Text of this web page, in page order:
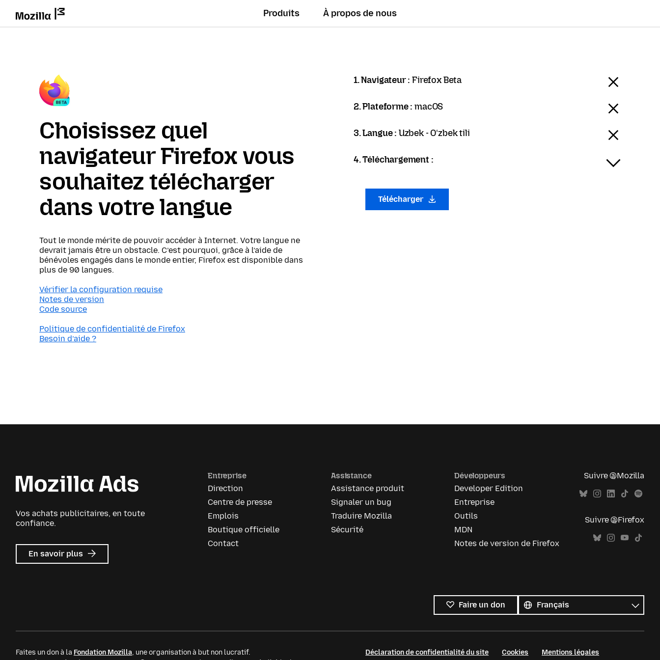
Produits À propos de nous
Choisissez quel
navigateur Firefox vous
souhaitez télécharger
dans votre langue
Tout le monde mérite de pouvoir accéder à Internet. Votre langue ne
devrait jamais être un obstacle. C’est pourquoi, grâce à l’aide de
bénévoles engagés dans le monde entier, Firefox est disponible dans
plus de 90 langues.
Vérifier la configuration requise
Notes de version
Code source
Politique de confidentialité de Firefox
Besoin d’aide ?
1. Navigateur :Firefox Beta
2. Plateforme :macOS
3. Langue : Uzbek - Oʻzbek tili
4. Téléchargement :
Télécharger
Vos achats publicitaires, en toute
confiance.
En savoir plus sur
Mozilla
Entreprise
Direction
Centre de presse
Emplois
Boutique officielle
Contact
Assistance
Assistance produit
Signaler un bug
Traduire Mozilla
Sécurité
Développeurs
Developer Edition
Entreprise
Outils
MDN
Notes de version de Firefox
Suivre @Mozilla
Suivre @Firefox
Faire un don
les
langues
Langue
Faites un don à la Fondation Mozilla, une organisation à but non lucratif.
Déclaration de confidentialité du site Cookies Mentions légales